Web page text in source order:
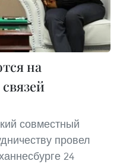
на
совместный
провел
24